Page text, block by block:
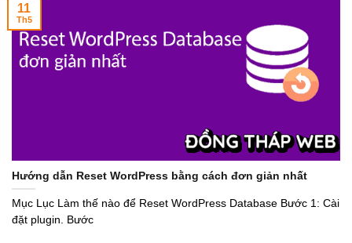
Hướng dẫn Reset WordPress bằng cách đơn giản nhất
Mục Lục Làm thế nào để Reset WordPress Database Bước 1: Cài
đặt plugin. Bước
11
Th5